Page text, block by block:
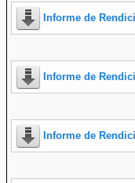
Informe de
Informe de
Informe de